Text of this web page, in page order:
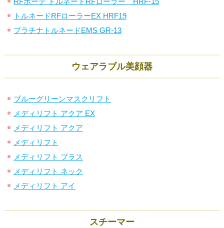
トルネードRFローラーEX HRF19
プラチナトルネードEMS GR-13
ウェアラブル美顔器
ブルーグリーンマスクリフト
メディリフト アクア EX
メディリフト アクア
メディリフト
メディリフト プラス
メディリフト ネック
メディリフト アイ
スチーマー